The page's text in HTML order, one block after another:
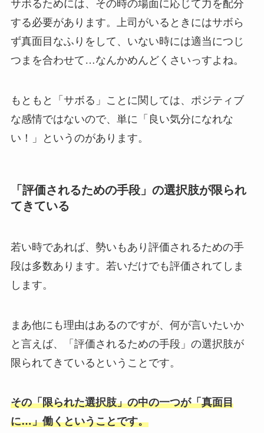
サボるためには、その時の場面に応じて力を配分
する必要があります。上司がいるときにはサボら
ず真面目なふりをして、いない時には適当につじ
つまを合わせて…なんかめんどくさいっすよね。
もともと「サボる」ことに関しては、ポジティブ
な感情ではないので、単に「良い気分になれな
い！」というのがあります。
「評価されるための手段」の選択肢が限られ
てきている
若い時であれば、勢いもあり評価されるための手
段は多数あります。若いだけでも評価されてしま
します。
まあ他にも理由はあるのですが、何が言いたいか
と言えば、「評価されるための手段」の選択肢が
限られてきているということです。
その「限られた選択肢」の中の一つが「真面目
に…」働くということです。